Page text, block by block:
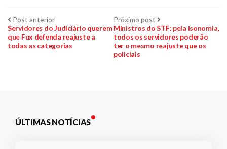
Navegação
de
Post anteriorPost
anterior:
Servidores do Judiciário querem
que Fux defenda reajuste a
todas as categorias
Próximo post Próximo
post:
Ministros do STF: pela isonomia,
todos os servidores poderão
ter o mesmo reajuste que os
policiais
ÚLTIMAS NOTÍCIAS